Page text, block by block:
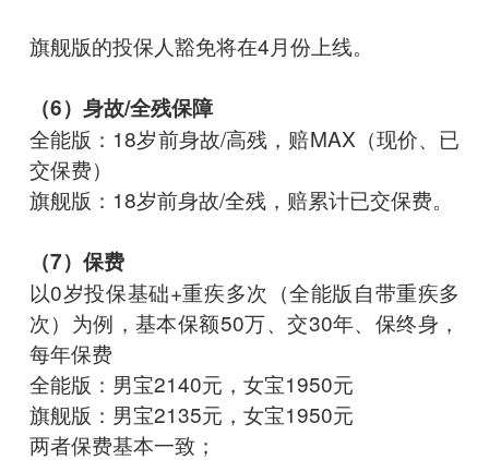
旗舰版的投保人豁免将在4月份上线。
（6）身故/全残保障
全能版：18岁前身故/高残，赔MAX（现价、已
交保费）
旗舰版：18岁前身故/全残，赔累计已交保费。
（7）保费
以0岁投保基础+重疾多次（全能版自带重疾多
次）为例，基本保额50万、交30年、保终身，
每年保费
全能版：男宝2140元，女宝1950元
旗舰版：男宝2135元，女宝1950元
两者保费基本一致；